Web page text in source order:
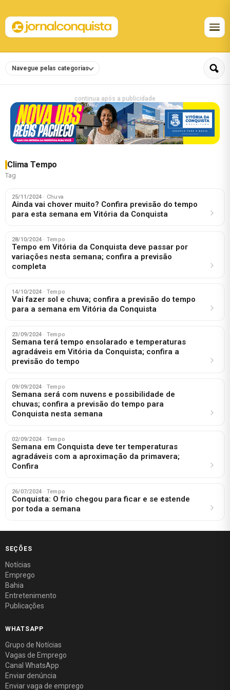
Navegue pelas categorias
continua após a publicidade
Clima Tempo
Tag
25/11/2024 · Chuva
Ainda vai chover muito? Confira previsão do tempo
para esta semana em Vitória da Conquista
28/10/2024 · Tempo
Tempo em Vitória da Conquista deve passar por
variações nesta semana; confira a previsão
completa
14/10/2024 · Tempo
Vai fazer sol e chuva; confira a previsão do tempo
para a semana em Vitória da Conquista
23/09/2024 · Tempo
Semana terá tempo ensolarado e temperaturas
agradáveis em Vitória da Conquista; confira a
previsão do tempo
09/09/2024 · Tempo
Semana será com nuvens e possibilidade de
chuvas; confira a previsão do tempo para
Conquista nesta semana
02/09/2024 · Tempo
Semana em Conquista deve ter temperaturas
agradáveis com a aproximação da primavera;
Confira
26/07/2024 · Tempo
Conquista: O frio chegou para ficar e se estende
por toda a semana
SEÇÕES
Notícias
Emprego
Bahia
Entretenimento
Publicações
WHATSAPP
Grupo de Notícias
Vagas de Emprego
Canal WhatsApp
Enviar denúncia
Enviar vaga de emprego